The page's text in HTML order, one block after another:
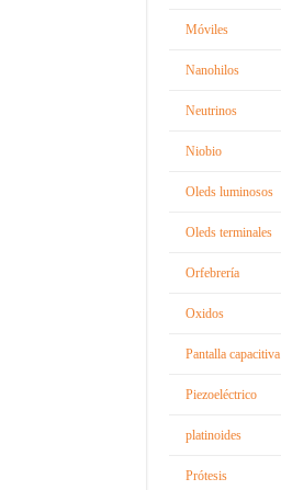
Móviles
Nanohilos
Neutrinos
Niobio
Oleds luminosos
Oleds terminales
Orfebrería
Oxidos
Pantalla capacitiva
Piezoeléctrico
platinoides
Prótesis